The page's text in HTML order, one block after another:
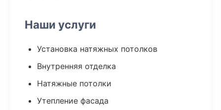
Наши услуги
Установка натяжных потолков
Внутренняя отделка
Натяжные потолки
Утепление фасада